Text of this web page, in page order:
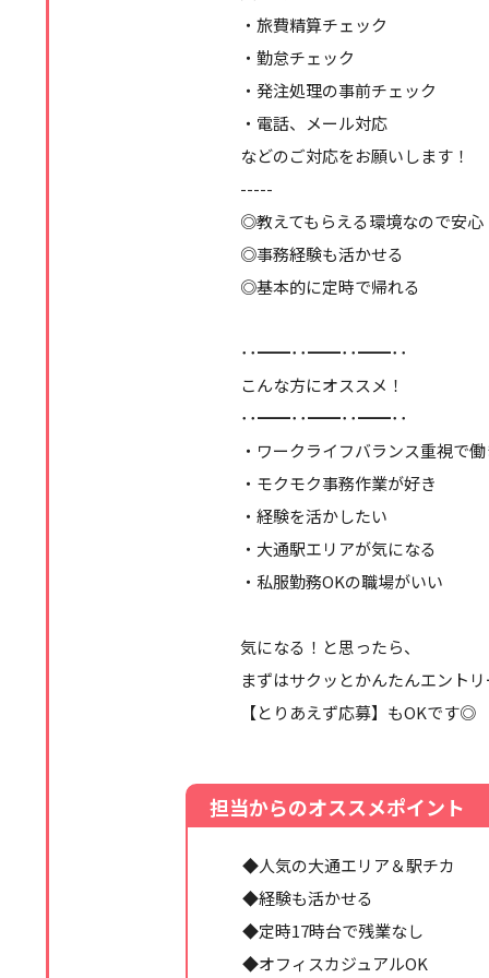
・旅費精算チェック
・勤怠チェック
・発注処理の事前チェック
・電話、メール対応
などのご対応をお願いします！
-----
◎教えてもらえる環境なので安心
◎事務経験も活かせる
◎基本的に定時で帰れる
･･━━･･━━･･━━･･
こんな方にオススメ！
･･━━･･━━･･━━･･
・ワークライフバランス重視で
・モクモク事務作業が好き
・経験を活かしたい
・大通駅エリアが気になる
・私服勤務OKの職場がいい
気になる！と思ったら、
まずはサクッとかんたんエント
【とりあえず応募】もOKです◎
担当からのオススメポイント
◆人気の大通エリア＆駅チカ
◆経験も活かせる
◆定時17時台で残業なし
◆オフィスカジュアルOK